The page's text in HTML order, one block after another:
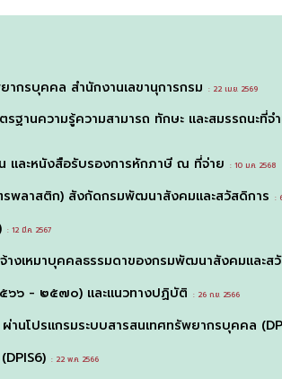
กรบุคคล สำนักงานเลขานุการกรม : 22 เม.ย. 2569
ฐานความรู้ความสามารถ ทักษะ และสมรรถนะที่
น และหนังสือรับรองการหักภาษี ณ ที่จ่าย : 10 ม.ค. 2568
รพลาสติก) สังกัดกรมพัฒนาสังคมและสวัสดิการ :
: 12 มี.ค. 2567
างเหมาบุคคลธรรมดาของกรมพัฒนาสังคมและ
๖๖ - ๒๕๗๐) และแนวทางปฏิบัติ : 26 ก.ย. 2566
านโปรแกรมระบบสารสนเทศทรัพยากรบุคคล
: 22 พ.ค. 2566